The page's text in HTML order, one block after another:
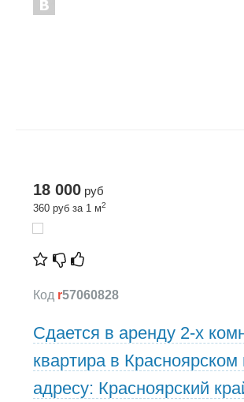
18 000 руб
360 руб за 1 м2
Код r57060828
Сдается в аренду 2-х
квартира в Красноярском
адресу: Красноярский